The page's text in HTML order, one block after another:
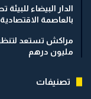
الدار البيضاء
بالعاصمة الاقتصادية
مليون درهم
تصنيفات